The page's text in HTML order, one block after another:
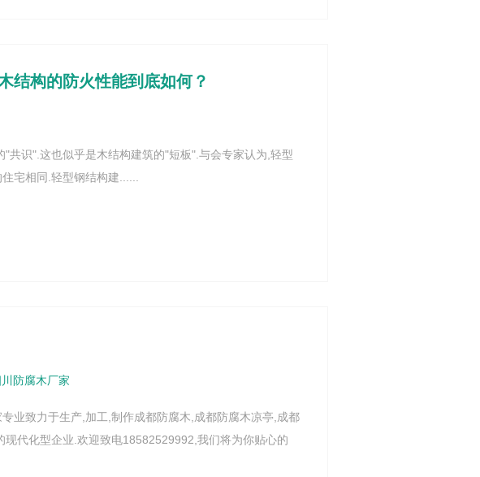
结构的防火性能到底如何？
共识".这也似乎是木结构建筑的"短板".与会专家认为,轻型
宅相同.轻型钢结构建......
川防腐木厂家
业致力于生产,加工,制作成都防腐木,成都防腐木凉亭,成都
代化型企业.欢迎致电18582529992,我们将为你贴心的